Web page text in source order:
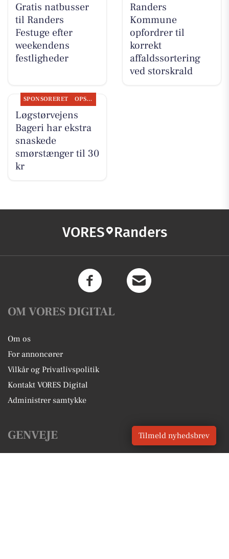
Gratis natbusser
til Randers
Festuge efter
weekendens
festligheder
Randers
Kommune
opfordrer til
korrekt
affaldssortering
ved storskrald
SPONSORERET OPSLAGSTAVLEN
Løgstørvejens
Bageri har ekstra
snaskede
smørstænger til 30
kr
VORES Randers
OM VORES DIGITAL
Om os
For annoncører
Vilkår og Privatlivspolitik
Kontakt VORES Digital
Administrer samtykke
GENVEJE Tilmeld nyhedsbrev